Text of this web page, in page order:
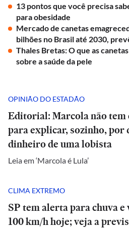
13 pontos que você precisa
para obesidade
Mercado de canetas
bilhões no Brasil até 2030,
Thales Bretas: O que as
sobre a saúde da pele
OPINIÃO DO ESTADÃO
Editorial: Marcola não
para explicar, sozinho, por
dinheiro de uma lobista
Leia em ‘Marcola é Lula’
CLIMA EXTREMO
SP tem alerta para chuva
100 km/h hoje; veja a